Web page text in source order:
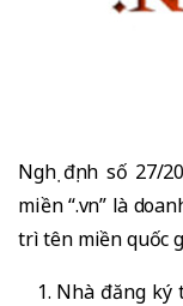
Nghị định số 27/
miền “.vn” là
trì tên miền quốc
Nhà đăng ký